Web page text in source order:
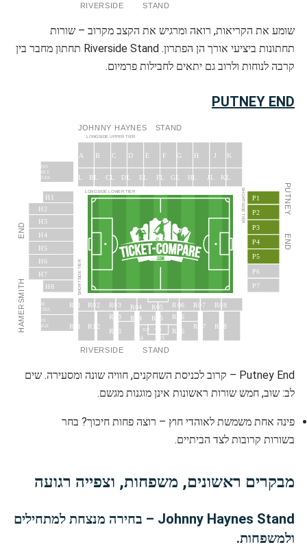
RIVERSIDE STAND
שומע את הקריאות, רואה ומרגיש את הקצב מקרוב – שורות
תחתונות ביציעי אורך הן הפתרון. Riverside Stand תחתון מחבר בין
קרבה לנוחות ולרוב גם יתאים לחבילות פרמיום.
PUTNEY END
JOHNNY HAYNES STAND
RIVERSIDE STAND
HAMERSMITH
END
PUTNEY
END
LONGSIDE UPPER TIER
SHORTSIDE TIER
LONGSIDE LOWER TIER SHORTSIDE TIER
H2
H3
H4
H5
H6
H7
H8
H1
P7
P6
P5
P3
P2
P1
P4
R01 R02 R03 R04 R05 R06 R07 R08
R11 R12
R13 R14 R15 R16
R17 R18
R23 R24 R25 R26
R34 R35
THAMESIDE
SUITES
SPONSORS’
LOUNGE
JOHNNY
HAYNES
SUITES
KL
JL
HL
GL
FL
EL
DL
CL
BL
AL
A B C D E F G H J K
Putney End – קרוב לכניסת השחקנים, חוויה שונה ומסעירה. שים
לב: שוב, חמש שורות ראשונות אינן מוגנות מגשם.
פינה אחת משמשת לאוהדי חוץ – רוצה פחות חיכוך? בחר
בשורות קרובות לצד הביתיים.
מבקרים ראשונים, משפחות, וצפייה רגועה
Johnny Haynes Stand – בחירה מנצחת למתחילים
ולמשפחות.